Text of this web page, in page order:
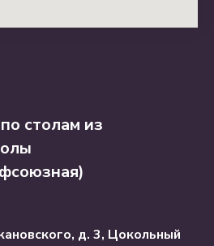
столам из
д. 3, Цокольный